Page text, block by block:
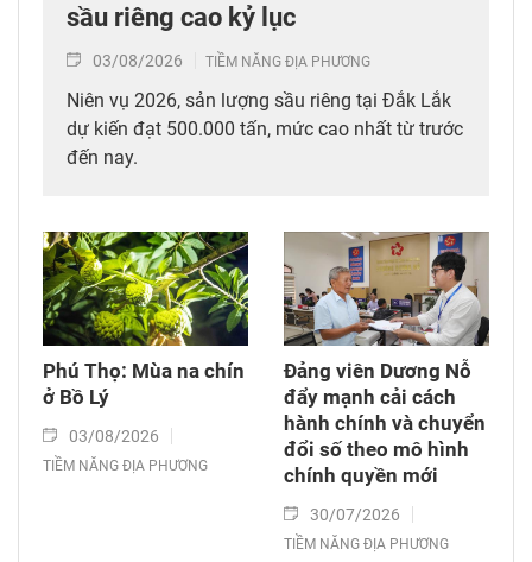
sầu riêng cao kỷ lục
03/08/2026 TIỀM NĂNG ĐỊA PHƯƠNG
Niên vụ 2026, sản lượng sầu riêng tại Đắk Lắk
dự kiến đạt 500.000 tấn, mức cao nhất từ trước
đến nay.
Phú Thọ: Mùa na chín
ở Bồ Lý
03/08/2026
TIỀM NĂNG ĐỊA PHƯƠNG
Đảng viên Dương Nỗ
đẩy mạnh cải cách
hành chính và chuyển
đổi số theo mô hình
chính quyền mới
30/07/2026
TIỀM NĂNG ĐỊA PHƯƠNG